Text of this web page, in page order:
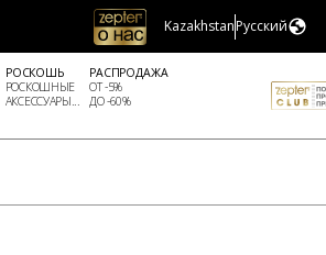
KazakhstanРусский
РОСКОШЬ
РОСКОШНЫЕ
АКСЕССУАРЫ...
РАСПРОДАЖА
ОТ -5%
ДО -60%